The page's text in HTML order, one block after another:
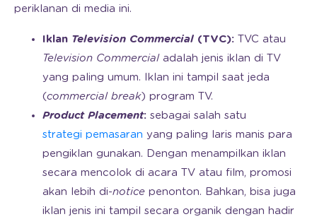
periklanan di media ini.
Iklan Television Commercial (TVC): TVC atau
Television Commercial adalah jenis iklan di TV
yang paling umum. Iklan ini tampil saat jeda
(commercial break) program TV.
Product Placement: sebagai salah satu
strategi pemasaran yang paling laris manis para
pengiklan gunakan. Dengan menampilkan iklan
secara mencolok di acara TV atau film, promosi
akan lebih di-notice penonton. Bahkan, bisa juga
iklan jenis ini tampil secara organik dengan hadir